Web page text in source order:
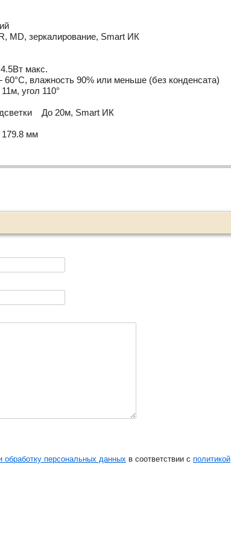
MD, зеркалирование, Smart ИК
макс.
влажность 90% или меньше (без конденсата)
угол 110°
До 20м, Smart ИК
мм
обработку персональных данных в соответствии с политикой